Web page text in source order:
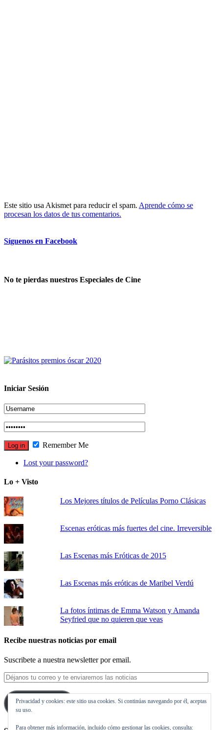
Este sitio usa Akismet para reducir el spam. Aprende cómo se
procesan los datos de tus comentarios.
Síguenos en Facebook
No te pierdas nuestros Especiales de Cine
Iniciar Sesión
Remember Me
Lost your password?
Lo + Visto
Los Mejores títulos de Películas Porno Clásicas
Escenas eróticas más fuertes del cine. Irreversible
Las Escenas más Eróticas de 2015
Las Escenas más eróticas de Maribel Verdú
La fotos íntimas de Emma Watson y Amanda
Seyfried que no quieren que veas
Recibe nuestras noticias por email
Suscribete a nuestra newsletter por email.
Déjanos
tu
correo
y
te
Suscribirse
Privacidad y cookies: este sitio usa cookies. Si continúas navegando por él, aceptas
su uso.
Para obtener más información, incluido cómo gestionar las cookies, consulta: